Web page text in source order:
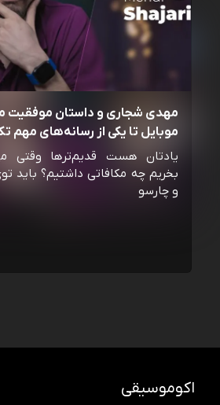
مهدی شجاری و داستان موفقیت
موبایل تا یکی از رسانه‌‌های مهم
یادتان هست قدیم‌ترها وقتی
بخریم چه مکافاتی داشتیم؟ باید
و چارسو
اکوموسیقی